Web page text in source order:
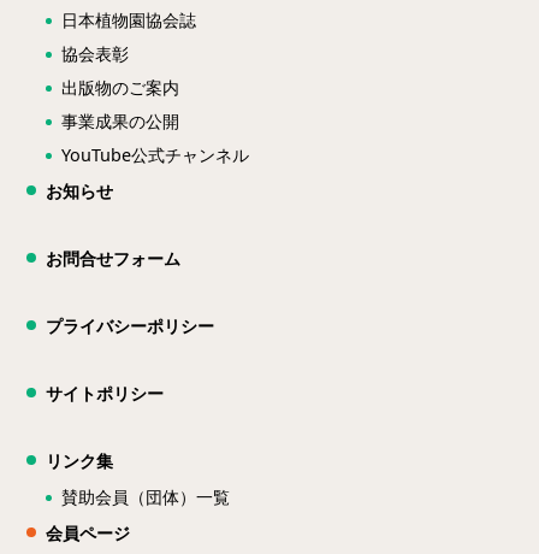
日本植物園協会誌
協会表彰
出版物のご案内
事業成果の公開
YouTube公式チャンネル
お知らせ
お問合せフォーム
プライバシーポリシー
サイトポリシー
リンク集
賛助会員（団体）一覧
会員ページ